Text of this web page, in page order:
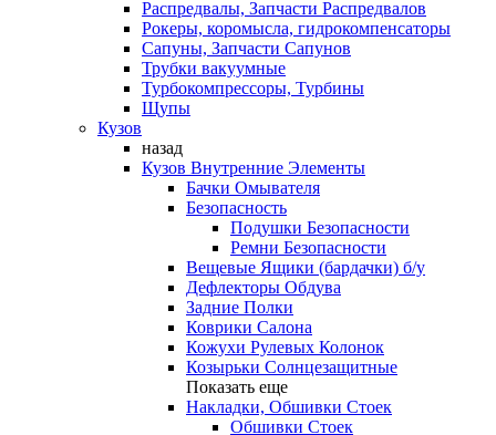
Распредвалы, Запчасти Распредвалов
Рокеры, коромысла, гидрокомпенсаторы
Сапуны, Запчасти Сапунов
Трубки вакуумные
Турбокомпрессоры, Турбины
Щупы
Кузов
назад
Кузов Внутренние Элементы
Бачки Омывателя
Безопасность
Подушки Безопасности
Ремни Безопасности
Вещевые Ящики (бардачки) б/у
Дефлекторы Обдува
Задние Полки
Коврики Салона
Кожухи Рулевых Колонок
Козырьки Солнцезащитные
Показать еще
Накладки, Обшивки Стоек
Обшивки Стоек